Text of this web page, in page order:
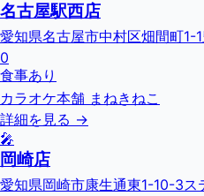
名古屋駅西店
愛知県名古屋市中村区畑間町1-
0
食事あり
カラオケ本舗 まねきねこ
詳細を見る →
🎤
岡崎店
愛知県岡崎市康生通東1-10-3